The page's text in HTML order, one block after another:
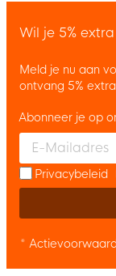
Wil je 5%
Meld je nu aan
ontvang 5%
Enter your email
Abonneer je op
Privacybeleid
*